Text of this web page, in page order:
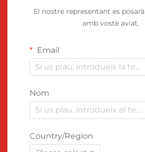
El nostre representant es
amb vostè aviat.
Email
Nom
Country/Region